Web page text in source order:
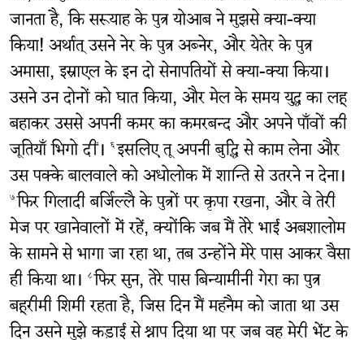
जानता है, कि सरूयाह के पुत्र योआब ने मुझसे क्या-क्या
किया! अर्थात् उसने नेर के पुत्र अब्नेर, और येतेर के पुत्र
अमासा, इस्राएल के इन दो सेनापतियों से क्या-क्या किया।
उसने उन दोनों को घात किया, और मेल के समय युद्ध का लहू
बहाकर उससे अपनी कमर का कमरबन्द और अपने पाँवों की
जूतियाँ भिगो दीं। ६इसलिए तू अपनी बुद्धि से काम लेना और
उस पक्के बालवाले को अधोलोक में शान्ति से उतरने न देना।
७फिर गिलादी बर्जिल्लै के पुत्रों पर कृपा रखना, और वे तेरी
मेज पर खानेवालों में रहें, क्योंकि जब मैं तेरे भाई अबशालोम
के सामने से भागा जा रहा था, तब उन्होंने मेरे पास आकर वैसा
ही किया था। ८फिर सुन, तेरे पास बिन्यामीनी गेरा का पुत्र
बहूरीमी शिमी रहता है, जिस दिन मैं महनैम को जाता था उस